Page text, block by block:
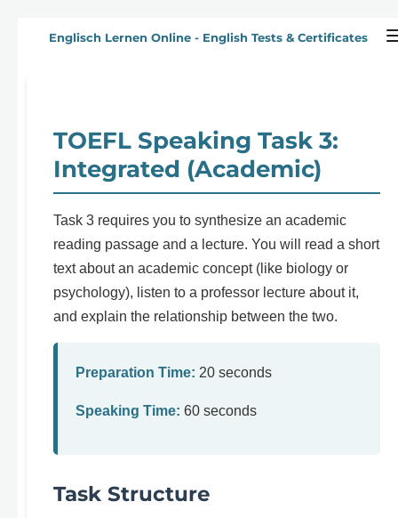
HauptinhaltEnglisch Lernen Online - English Tests & Certificates
TOEFL Speaking Task 3:
Integrated (Academic)
Task 3 requires you to synthesize an academic
reading passage and a lecture. You will read a short
text about an academic concept (like biology or
psychology), listen to a professor lecture about it,
and explain the relationship between the two.
Preparation Time: 20 seconds
Speaking Time: 60 seconds
Task Structure